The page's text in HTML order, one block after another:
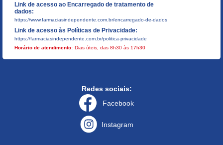
Link de acesso ao Encarregado de tratamento de
dados:
https://www.farmaciasindependente.com.br/encarregado-de-dados
Link de acesso às Políticas de Privacidade:
https://farmaciasindependente.com.br/politica-privacidade
Horário de atendimento: Dias úteis, das 8h30 às 17h30
Redes sociais:
Facebook
Instagram